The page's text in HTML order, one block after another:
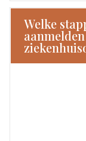
Welke